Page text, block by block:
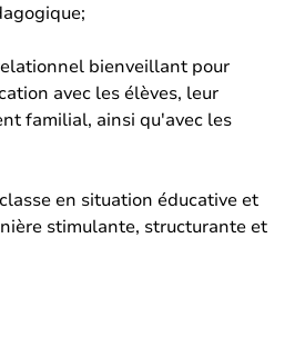
bienveillant pour
avec les élèves, leur
familial, ainsi qu'avec les
en situation éducative et
stimulante, structurante et